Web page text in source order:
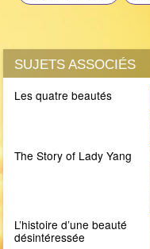
SUJETS ASSOCIÉS
Les quatre beautés
The Story of Lady Yang
L’histoire d’une beauté
désintéressée